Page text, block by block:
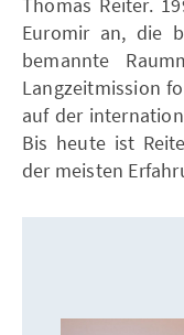
Euromir an, die
bemannte
Langzeitmission
auf der
Bis heute ist
der meisten